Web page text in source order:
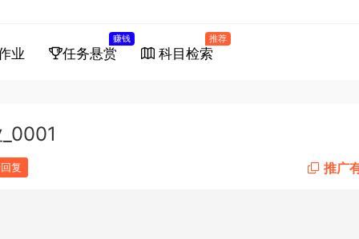
业 任务悬赏
赚钱
科目检索
推荐
复 推广